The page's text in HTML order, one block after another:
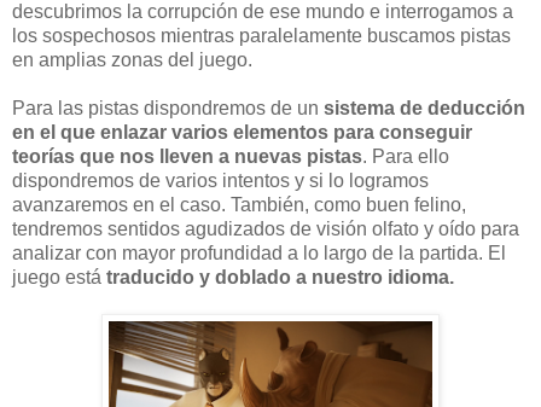
descubrimos la corrupción de ese mundo e interrogamos a
los sospechosos mientras paralelamente buscamos pistas
en amplias zonas del juego.
Para las pistas dispondremos de un sistema de deducción
en el que enlazar varios elementos para conseguir
teorías que nos lleven a nuevas pistas. Para ello
dispondremos de varios intentos y si lo logramos
avanzaremos en el caso. También, como buen felino,
tendremos sentidos agudizados de visión olfato y oído para
analizar con mayor profundidad a lo largo de la partida. El
juego está traducido y doblado a nuestro idioma.